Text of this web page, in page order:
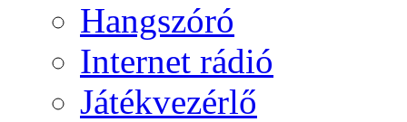
Hangszóró
Internet rádió
Játékvezérlő